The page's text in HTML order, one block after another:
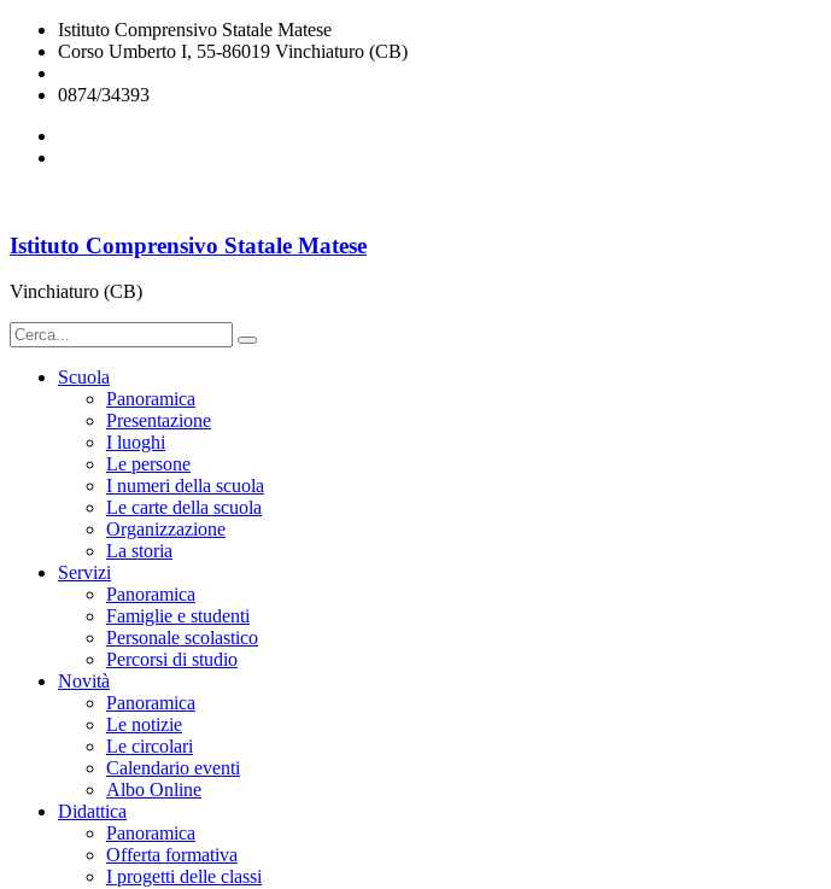
Istituto Comprensivo Statale Matese
Corso Umberto I, 55-86019 Vinchiaturo (CB)
0874/34393
Istituto Comprensivo Statale Matese
Vinchiaturo (CB)
Scuola
Panoramica
Presentazione
I luoghi
Le persone
I numeri della scuola
Le carte della scuola
Organizzazione
La storia
Servizi
Panoramica
Famiglie e studenti
Personale scolastico
Percorsi di studio
Novità
Panoramica
Le notizie
Le circolari
Calendario eventi
Albo Online
Didattica
Panoramica
Offerta formativa
I progetti delle classi